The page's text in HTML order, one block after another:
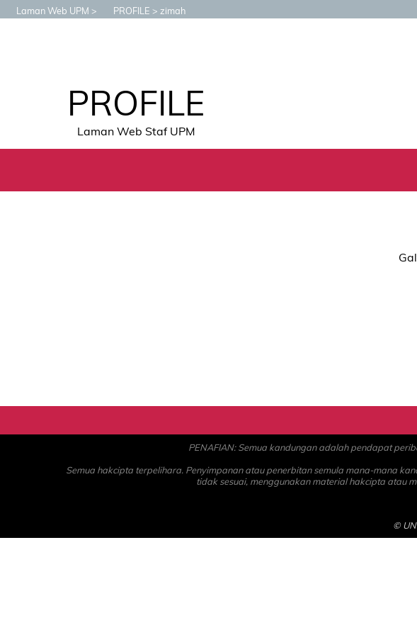
Laman Web UPM PROFILE zimah
PROFILE
Laman Web Staf UPM
PENAFIAN: Semua kandungan adalah pendapat
Semua hakcipta terpelihara. Penyimpanan atau penerbitan semula mana-mana
tidak sesuai, menggunakan material hakcipta atau
©